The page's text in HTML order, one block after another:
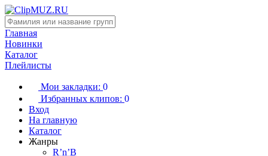
Главная
Новинки
Каталог
Плейлисты
Мои закладки: 0
Избранных клипов: 0
Вход
На главную
Каталог
Жанры
R’n’B